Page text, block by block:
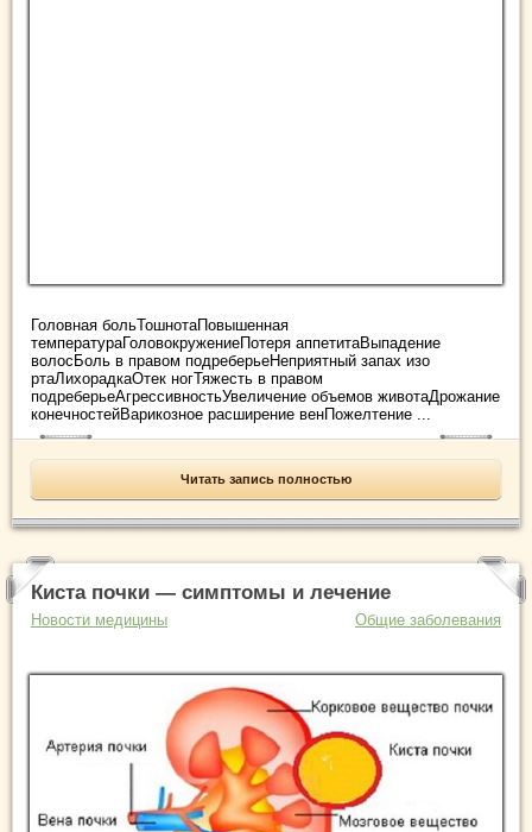
Головная больТошнотаПовышенная
температураГоловокружениеПотеря аппетитаВыпадение
волосБоль в правом подреберьеНеприятный запах изо
ртаЛихорадкаОтек ногТяжесть в правом
подреберьеАгрессивностьУвеличение объемов животаДрожание
конечностейВарикозное расширение венПожелтение ...
Читать запись полностью
Киста почки — симптомы и лечение
Новости медицины Общие заболевания